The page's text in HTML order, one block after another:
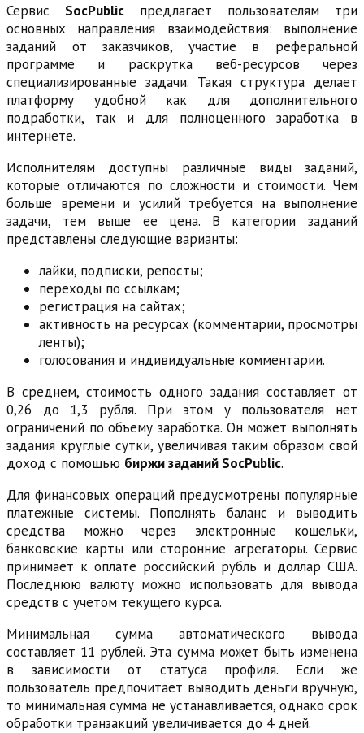
Сервис SocPublic предлагает пользователям три
основных направления взаимодействия: выполнение
заданий от заказчиков, участие в реферальной
программе и раскрутка веб-ресурсов через
специализированные задачи. Такая структура делает
платформу удобной как для дополнительного
подработки, так и для полноценного заработка в
интернете.
Исполнителям доступны различные виды заданий,
которые отличаются по сложности и стоимости. Чем
больше времени и усилий требуется на выполнение
задачи, тем выше ее цена. В категории заданий
представлены следующие варианты:
лайки, подписки, репосты;
переходы по ссылкам;
регистрация на сайтах;
активность на ресурсах (комментарии, просмотры
ленты);
голосования и индивидуальные комментарии.
В среднем, стоимость одного задания составляет от
0,26 до 1,3 рубля. При этом у пользователя нет
ограничений по объему заработка. Он может выполнять
задания круглые сутки, увеличивая таким образом свой
доход с помощью биржи заданий SocPublic.
Для финансовых операций предусмотрены популярные
платежные системы. Пополнять баланс и выводить
средства можно через электронные кошельки,
банковские карты или сторонние агрегаторы. Сервис
принимает к оплате российский рубль и доллар США.
Последнюю валюту можно использовать для вывода
средств с учетом текущего курса.
Минимальная сумма автоматического вывода
составляет 11 рублей. Эта сумма может быть изменена
в зависимости от статуса профиля. Если же
пользователь предпочитает выводить деньги вручную,
то минимальная сумма не устанавливается, однако срок
обработки транзакций увеличивается до 4 дней.